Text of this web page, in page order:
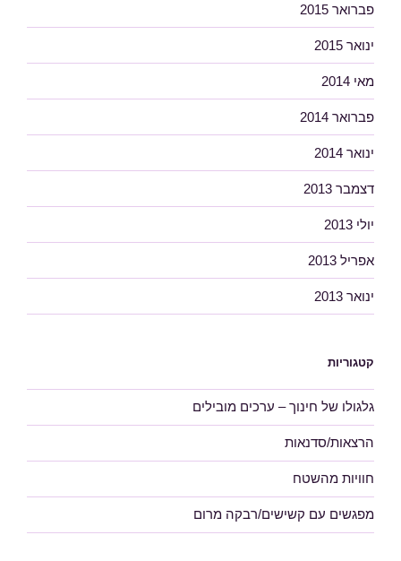
פברואר 2015
ינואר 2015
מאי 2014
פברואר 2014
ינואר 2014
דצמבר 2013
יולי 2013
אפריל 2013
ינואר 2013
קטגוריות
גלגולו של חינוך – ערכים מובילים
הרצאות/סדנאות
חוויות מהשטח
מפגשים עם קשישים/רבקה מרום